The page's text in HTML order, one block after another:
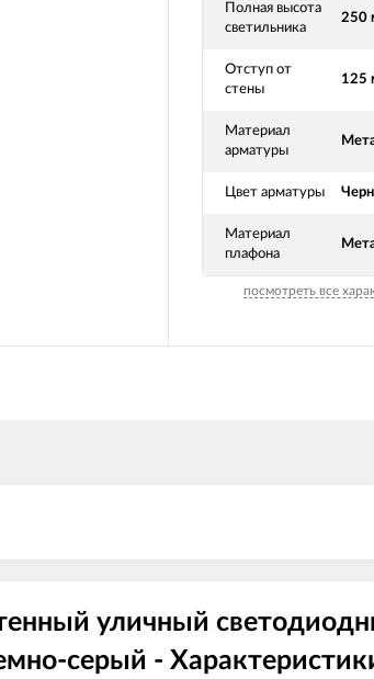
Полная высота
светильника
250
Отступ от
стены
125
Материал
арматуры
Цвет арматуры
Материал
плафона
посмотреть все
уличный
серый -